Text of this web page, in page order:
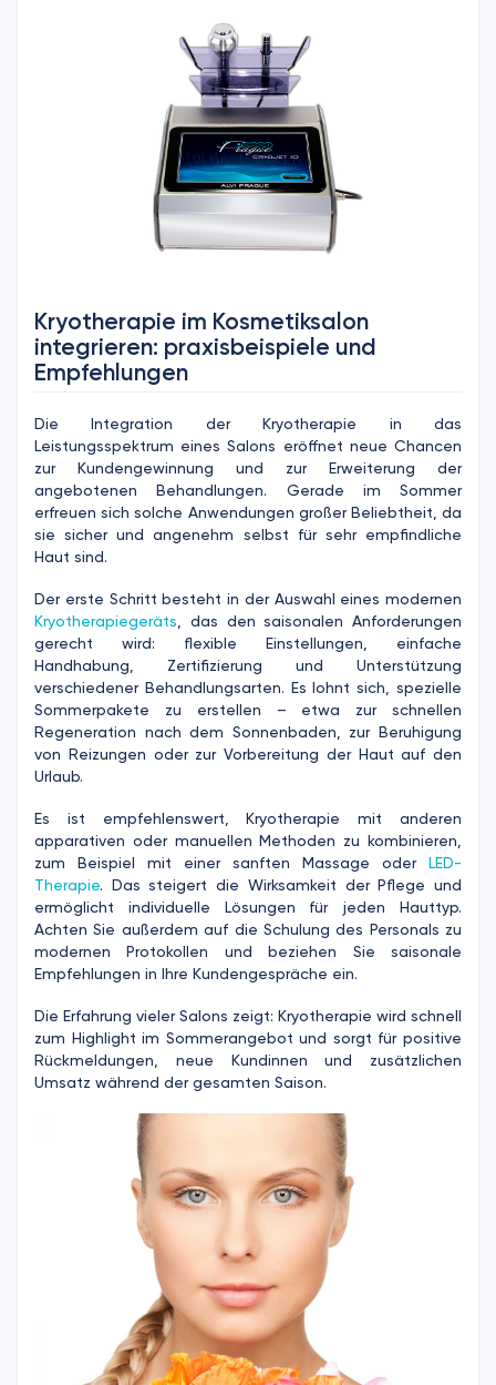
Kryotherapie im Kosmetiksalon
integrieren: praxisbeispiele und
Empfehlungen
Die Integration der Kryotherapie in das
Leistungsspektrum eines Salons eröffnet neue Chancen
zur Kundengewinnung und zur Erweiterung der
angebotenen Behandlungen. Gerade im Sommer
erfreuen sich solche Anwendungen großer Beliebtheit, da
sie sicher und angenehm selbst für sehr empfindliche
Haut sind.
Der erste Schritt besteht in der Auswahl eines modernen
Kryotherapiegeräts , das den saisonalen Anforderungen
gerecht wird: flexible Einstellungen, einfache
Handhabung, Zertifizierung und Unterstützung
verschiedener Behandlungsarten. Es lohnt sich, spezielle
Sommerpakete zu erstellen – etwa zur schnellen
Regeneration nach dem Sonnenbaden, zur Beruhigung
von Reizungen oder zur Vorbereitung der Haut auf den
Urlaub.
Es ist empfehlenswert, Kryotherapie mit anderen
apparativen oder manuellen Methoden zu kombinieren,
zum Beispiel mit einer sanften Massage oder LED-
Therapie. Das steigert die Wirksamkeit der Pflege und
ermöglicht individuelle Lösungen für jeden Hauttyp.
Achten Sie außerdem auf die Schulung des Personals zu
modernen Protokollen und beziehen Sie saisonale
Empfehlungen in Ihre Kundengespräche ein.
Die Erfahrung vieler Salons zeigt: Kryotherapie wird schnell
zum Highlight im Sommerangebot und sorgt für positive
Rückmeldungen, neue Kundinnen und zusätzlichen
Umsatz während der gesamten Saison.